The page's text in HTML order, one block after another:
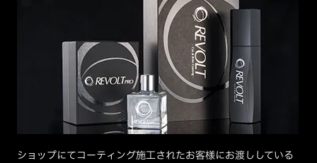
ショップにてコーティング施工されたお客様にお渡ししている